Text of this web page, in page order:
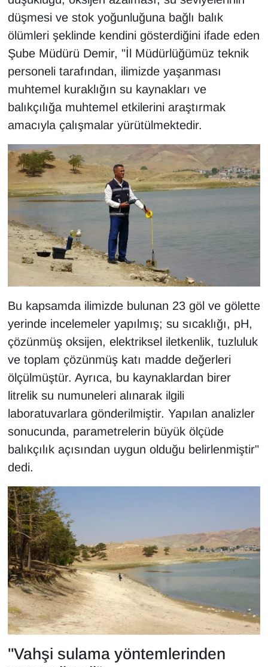
düşmesi ve stok yoğunluğuna bağlı balık
ölümleri şeklinde kendini gösterdiğini ifade eden
Şube Müdürü Demir, "İl Müdürlüğümüz teknik
personeli tarafından, ilimizde yaşanması
muhtemel kuraklığın su kaynakları ve
balıkçılığa muhtemel etkilerini araştırmak
amacıyla çalışmalar yürütülmektedir.
Bu kapsamda ilimizde bulunan 23 göl ve gölette
yerinde incelemeler yapılmış; su sıcaklığı, pH,
çözünmüş oksijen, elektriksel iletkenlik, tuzluluk
ve toplam çözünmüş katı madde değerleri
ölçülmüştür. Ayrıca, bu kaynaklardan birer
litrelik su numuneleri alınarak ilgili
laboratuvarlara gönderilmiştir. Yapılan analizler
sonucunda, parametrelerin büyük ölçüde
balıkçılık açısından uygun olduğu belirlenmiştir"
dedi.
"Vahşi sulama yöntemlerinden